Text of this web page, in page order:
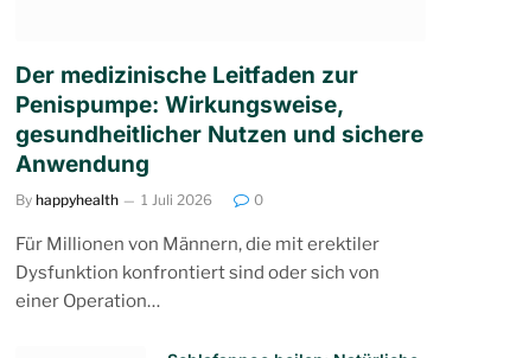
Der medizinische Leitfaden zur
Penispumpe: Wirkungsweise,
gesundheitlicher Nutzen und sichere
Anwendung
By happyhealth 1 Juli 2026 0
Für Millionen von Männern, die mit erektiler
Dysfunktion konfrontiert sind oder sich von
einer Operation…